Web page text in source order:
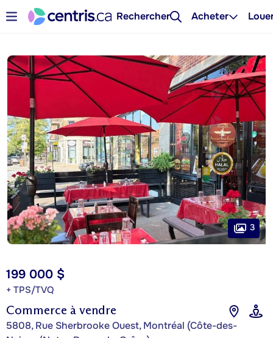
Rechercher Acheter
Commerce à vendre
5808, Rue Sherbrooke Ouest, Montréal (Côte-des-
199 000 $
+ TPS/TVQ
3